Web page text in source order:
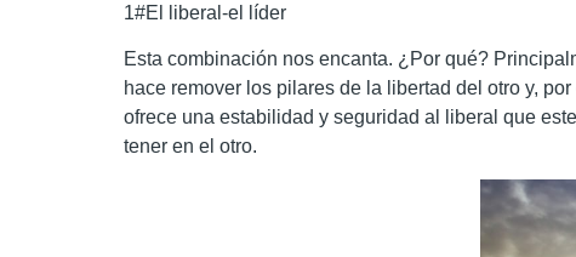
1#El liberal-el líder
Esta combinación nos encanta. ¿Por qué?
hace remover los pilares de la libertad del otro y,
ofrece una estabilidad y seguridad al liberal que
tener en el otro.